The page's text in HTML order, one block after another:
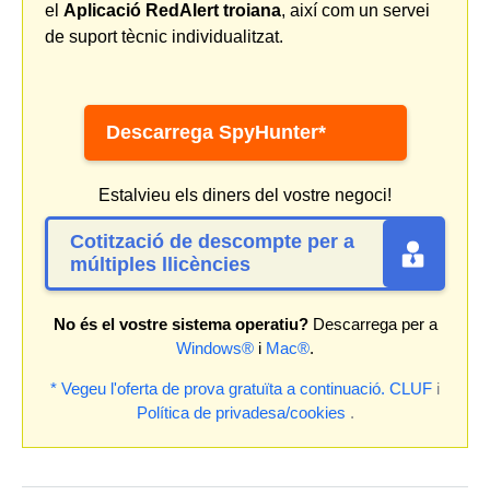
el Aplicació RedAlert troiana, així com un servei
de suport tècnic individualitzat.
Descarrega SpyHunter*
Estalvieu els diners del vostre negoci!
Cotització de descompte per a
múltiples llicències
No és el vostre sistema operatiu?Descarrega per a
Windows® i Mac®.
* Vegeu l'oferta de prova gratuïta a continuació. CLUF i
Política de privadesa/cookies .